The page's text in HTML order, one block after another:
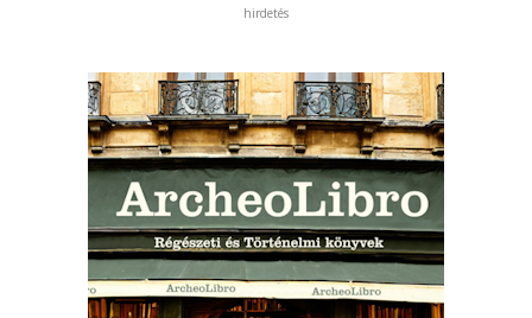
hirdetés